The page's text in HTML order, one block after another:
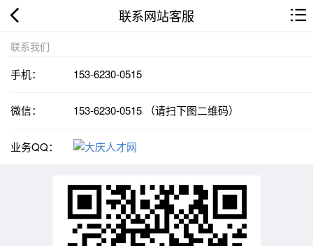
联系网站客服
联系我们
手机： 153-6230-0515
微信： 153-6230-0515 （请扫下图二维码）
业务QQ：